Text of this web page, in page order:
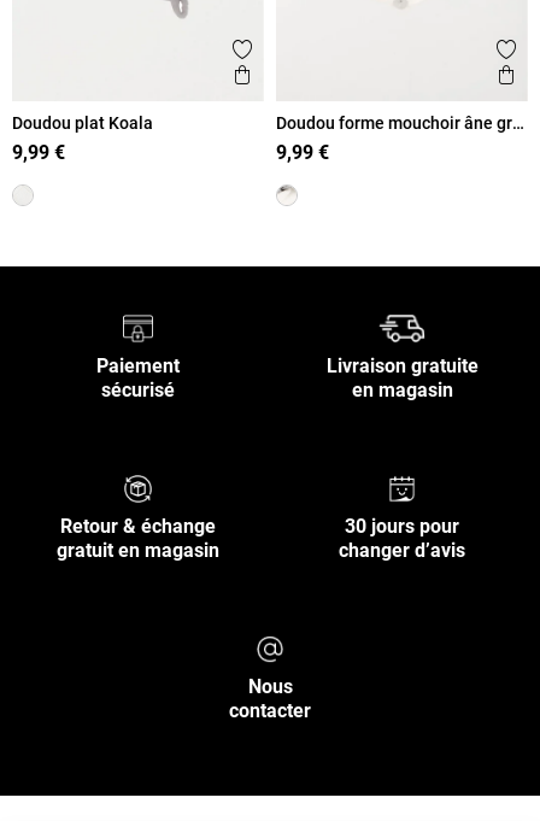
Ajouter aux favoris
Aperçu rapide
Doudou plat Koala
9,99 €
Doudou forme mouchoir âne gris
bébé
9,99 €
Paiement
sécurisé
Livraison gratuite
en magasin
Retour & échange
gratuit en magasin
30 jours pour
changer d’avis
Nous
contacter